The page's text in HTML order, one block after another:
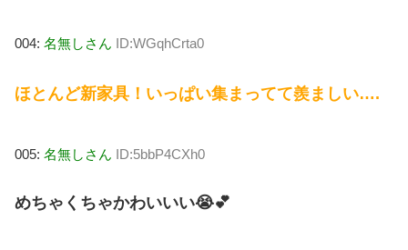
004: 名無しさん ID:WGqhCrta0
ほとんど新家具！いっぱい集まってて羨ましい….
005: 名無しさん ID:5bbP4CXh0
めちゃくちゃかわいいい😭💕